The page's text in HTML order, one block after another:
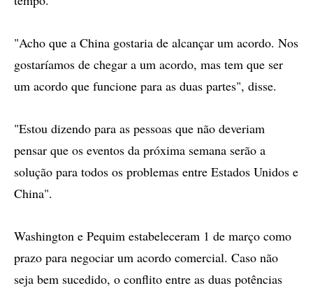
"Acho que a China gostaria de alcançar um acordo. Nos
gostaríamos de chegar a um acordo, mas tem que ser
um acordo que funcione para as duas partes", disse.
"Estou dizendo para as pessoas que não deveriam
pensar que os eventos da próxima semana serão a
solução para todos os problemas entre Estados Unidos e
China".
Washington e Pequim estabeleceram 1 de março como
prazo para negociar um acordo comercial. Caso não
seja bem sucedido, o conflito entre as duas potências